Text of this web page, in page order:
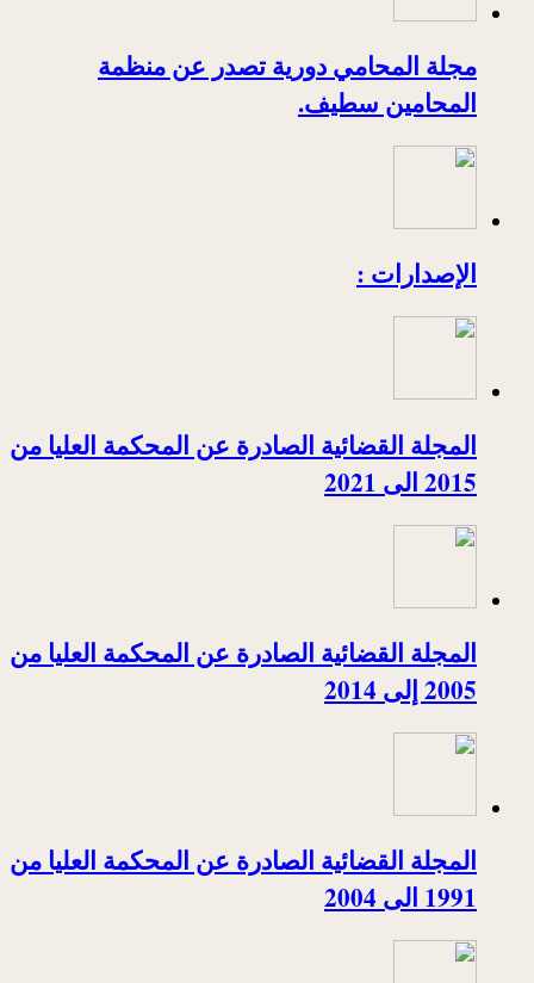
مجلة المحامي دورية تصدر عن منظمة
المحامين سطيف.
الإصدارات :
المجلة القضائية الصادرة عن المحكمة العليا من
2015 الى 2021
المجلة القضائية الصادرة عن المحكمة العليا من
2005 إلى 2014
المجلة القضائية الصادرة عن المحكمة العليا من
1991 الى 2004